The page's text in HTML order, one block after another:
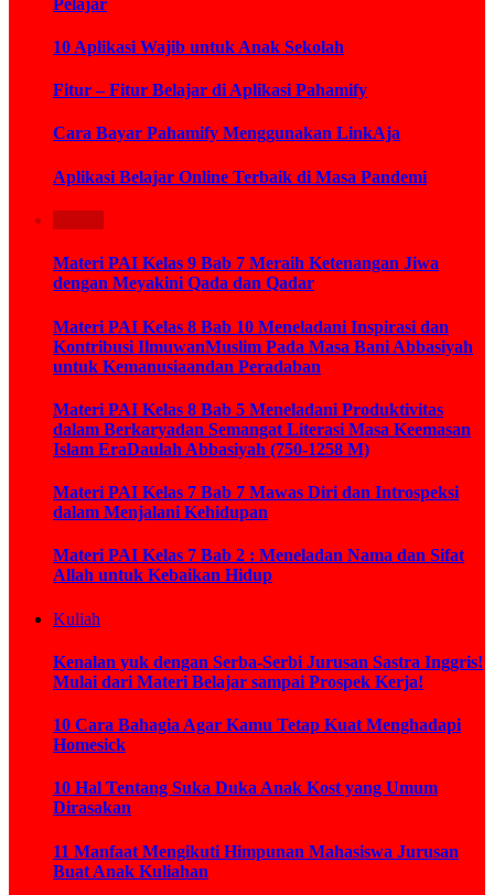
10 Aplikasi Wajib untuk Anak Sekolah
Fitur – Fitur Belajar di Aplikasi Pahamify
Cara Bayar Pahamify Menggunakan LinkAja
Aplikasi Belajar Online Terbaik di Masa Pandemi
Materi PAI Kelas 9 Bab 7 Meraih Ketenangan Jiwa
dengan Meyakini Qada dan Qadar
Materi PAI Kelas 8 Bab 10 Meneladani Inspirasi dan
Kontribusi IlmuwanMuslim Pada Masa Bani Abbasiyah
untuk Kemanusiaandan Peradaban
Materi PAI Kelas 8 Bab 5 Meneladani Produktivitas
dalam Berkaryadan Semangat Literasi Masa Keemasan
Islam EraDaulah Abbasiyah (750-1258 M)
Materi PAI Kelas 7 Bab 7 Mawas Diri dan Introspeksi
dalam Menjalani Kehidupan
Materi PAI Kelas 7 Bab 2 : Meneladan Nama dan Sifat
Allah untuk Kebaikan Hidup
Kuliah
Kenalan yuk dengan Serba-Serbi Jurusan Sastra Inggris!
Mulai dari Materi Belajar sampai Prospek Kerja!
10 Cara Bahagia Agar Kamu Tetap Kuat Menghadapi
Homesick
10 Hal Tentang Suka Duka Anak Kost yang Umum
Dirasakan
11 Manfaat Mengikuti Himpunan Mahasiswa Jurusan
Buat Anak Kuliahan